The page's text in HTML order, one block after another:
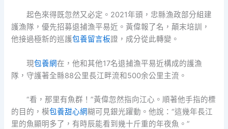
起色來得既忽然又必定。2021年頭，忠縣漁政部分組建
護漁隊，優先招募退捕漁平易近。黃偉報了名，顛末培訓，
他接過極新的巡護包養留言板證，成分從此轉變。
現包養網在，他和其他17名退捕漁平易近構成的護漁
隊，守護著全縣88公里長江畔流和500余公里主流。
“看，那里有魚群！”黃偉忽然指向江心。順著他手指的標
的目的，模包養甜心網糊可見銀光躍動。他說：“這幾年長江
里的魚顯明多了，有時辰能看到幾十斤重的年夜魚。”